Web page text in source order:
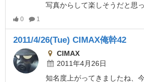
写真からして楽しそうだと思ってたら、
0 1
2011/4/26(Tue) CIMAX俺幹42
CIMAX
2011年4月26日